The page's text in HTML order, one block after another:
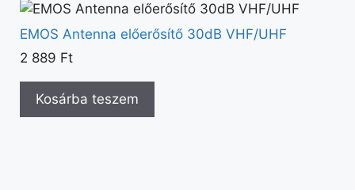
EMOS Antenna előerősítő 30dB VHF/UHF
2 889 Ft
Kosárba teszem